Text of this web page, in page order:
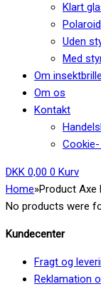
Klart
Polaroid
Uden
Med
Om
Om os
Kontakt
DKK 0,00 0 Kurv
Home»Product Axe
No products were
Kundecenter
Fragt og
Reklamation